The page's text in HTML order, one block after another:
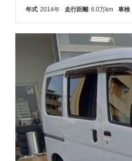
年式 2014年 走行距離 6.0万km 車検